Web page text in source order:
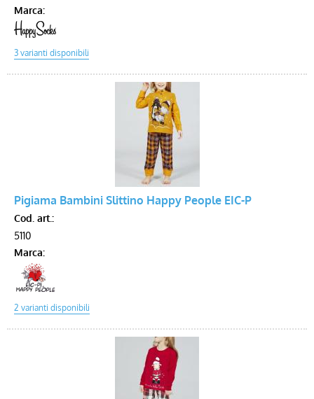
Marca:
Pigiama Bambini Slittino Happy People EIC-P
Cod. art.:
5110
Marca: